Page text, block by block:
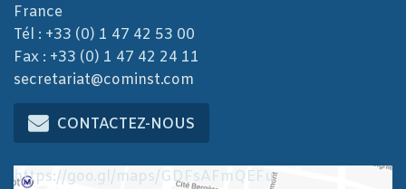
France
Tél : +33 (0) 1 47 42 53 00
Fax : +33 (0) 1 47 42 24 11
secretariat@cominst.com
CONTACTEZ-NOUS
https://goo.gl/maps/GDFsAFmQEFu